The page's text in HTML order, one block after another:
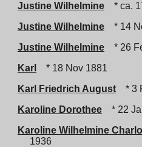
Justine Wilhelmine
* ca.
Justine Wilhelmine
* 14
Justine Wilhelmine
* 26
Karl
* 18 Nov 1881
Karl Friedrich August
* 3
Karoline Dorothee
* 22
Karoline Wilhelmine
1936